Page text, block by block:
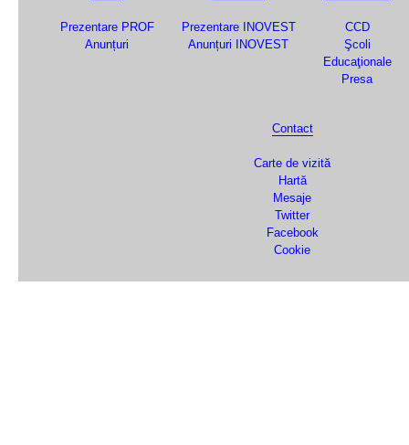
Prezentare PROF
Anunțuri
Prezentare INOVEST
Anunțuri INOVEST
CCD
Şcoli
Educaţionale
Presa
Contact
Carte de vizită
Hartă
Mesaje
Twitter
Facebook
Cookie